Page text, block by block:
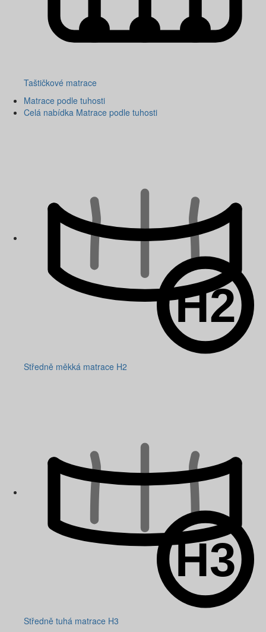
Taštičkové matrace
Matrace podle tuhosti
Celá nabídka Matrace podle tuhosti
Středně měkká matrace H2
Středně tuhá matrace H3